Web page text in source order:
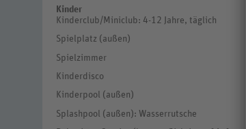
Kinder
Kinderclub/Miniclub: 4-12 Jahre, täglich
Spielplatz (außen)
Spielzimmer
Kinderdisco
Kinderpool (außen)
Splashpool (außen): Wasserrutsche